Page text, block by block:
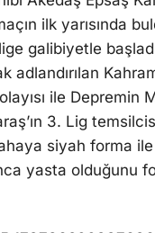
ilk yarısında
galibiyetle
adlandırılan
ile Depremin
3. Lig
siyah forma ile
yasta olduğunu